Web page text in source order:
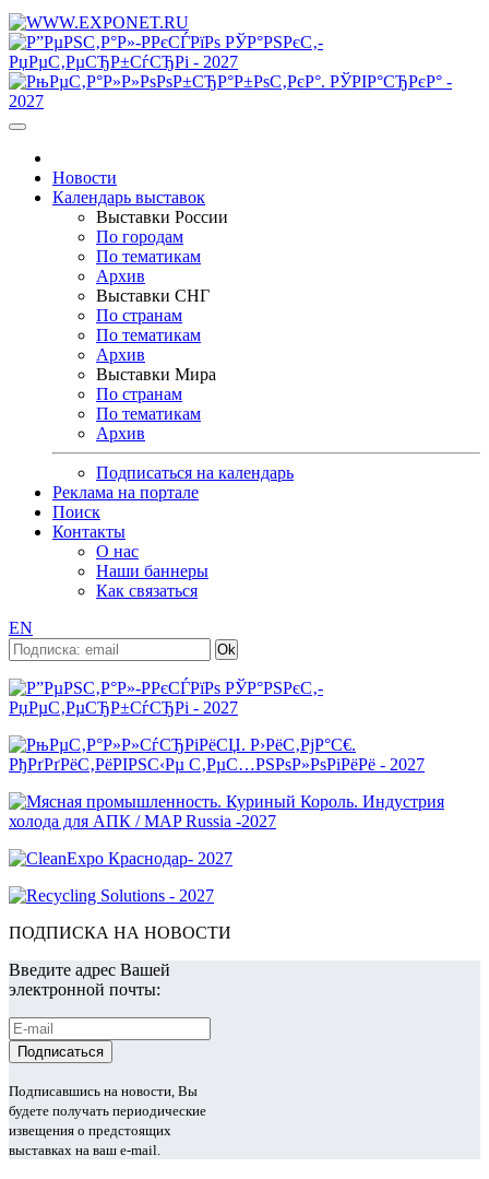
Новости
Календарь выставок
Выставки России
По городам
По тематикам
Архив
Выставки СНГ
По странам
По тематикам
Архив
Выставки Мира
По странам
По тематикам
Архив
Подписаться на календарь
Реклама на портале
Поиск
Контакты
О нас
Наши баннеры
Как связаться
EN
ПОДПИСКА НА НОВОСТИ
Введите адрес Вашей
электронной почты:
Подписавшись на новости, Вы
будете получать периодические
извещения о предстоящих
выставках на ваш e-mail.